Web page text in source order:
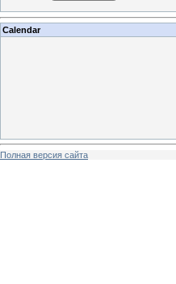
Calendar
Полная версия сайта